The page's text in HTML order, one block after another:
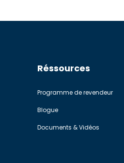
Réssources
Programme de revendeur
Blogue
Documents & Vidéos